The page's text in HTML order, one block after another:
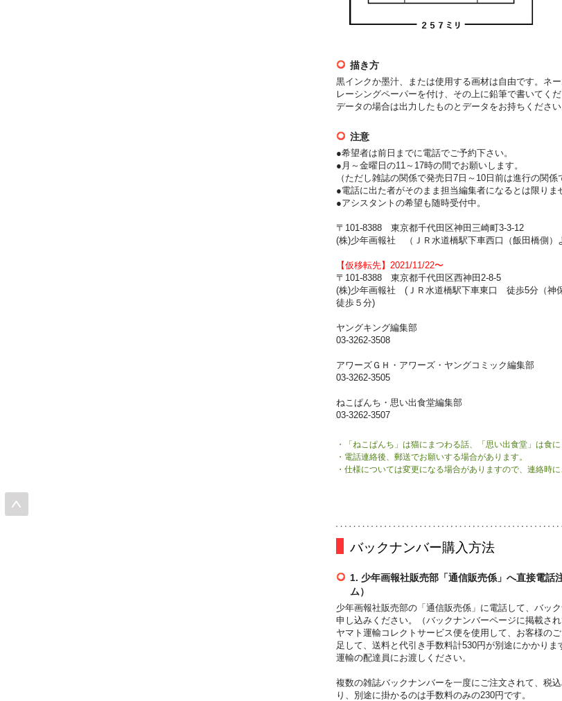
描き方
黒インクか墨汁、または使用する画材は自由です。ネ
レーシングペーパーを付け、その上に鉛筆で書いてくだ
データの場合は出力したものとデータをお持ちください
注意
●希望者は前日までに電話でご予約下さい。
●月～金曜日の11～17時の間でお願いします。
（ただし雑誌の関係で発売日7日～10日前は進行の関
●電話に出た者がそのまま担当編集者になるとは限り
●アシスタントの希望も随時受付中。
〒101-8388 東京都千代田区神田三崎町3-3-12
(株)少年画報社 （ＪＲ水道橋駅下車西口（飯田橋側）
【仮移転先】2021/11/22〜
〒101-8388 東京都千代田区西神田2-8-5
(株)少年画報社 (ＪＲ水道橋駅下車東口 徒歩5分（神
徒歩５分)
ヤングキング編集部
03-3262-3508
アワーズＧＨ・アワーズ・ヤングコミック編集部
03-3262-3505
ねこぱんち・思い出食堂編集部
03-3262-3507
・「ねこぱんち」は猫にまつわる話、「思い出食堂」は食
・電話連絡後、郵送でお願いする場合があります。
・仕様については変更になる場合がありますので、連絡時に
バックナンバー購入方法
1. 少年画報社販売部「通信販売係」へ直接電話
ム）
少年画報社販売部の「通信販売係」に電話して、バッ
申し込みください。（バックナンバーページに掲載さ
ヤマト運輸コレクトサービス便を使用して、お客様の
足して、送料と代引き手数料計530円が別途にかかり
運輸の配達員にお渡しください。
複数の雑誌バックナンバーを一度にご注文されて、税
り、別途に掛かるのは手数料のみの230円です。